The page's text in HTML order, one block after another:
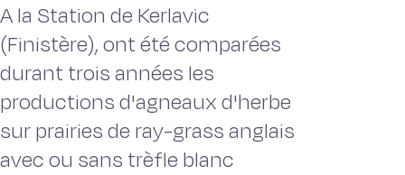
A la Station de Kerlavic
(Finistère), ont été comparées
durant trois années les
productions d'agneaux d'herbe
sur prairies de ray-grass anglais
avec ou sans trèfle blanc